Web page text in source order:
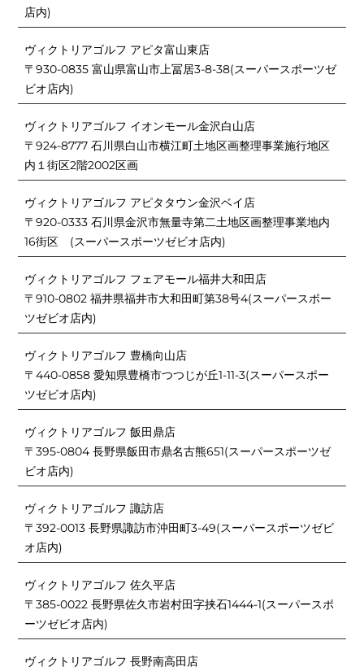
店内)
ヴィクトリアゴルフ アピタ富山東店
〒930-0835 富山県富山市上冨居3-8-38(スーパースポーツゼ
ビオ店内)
ヴィクトリアゴルフ イオンモール金沢白山店
〒924-8777 石川県白山市横江町土地区画整理事業施行地区
内１街区2階2002区画
ヴィクトリアゴルフ アピタタウン金沢ベイ店
〒920-0333 石川県金沢市無量寺第二土地区画整理事業地内
16街区 (スーパースポーツゼビオ店内)
ヴィクトリアゴルフ フェアモール福井大和田店
〒910-0802 福井県福井市大和田町第38号4(スーパースポー
ツゼビオ店内)
ヴィクトリアゴルフ 豊橋向山店
〒440-0858 愛知県豊橋市つつじが丘1-11-3(スーパースポー
ツゼビオ店内)
ヴィクトリアゴルフ 飯田鼎店
〒395-0804 長野県飯田市鼎名古熊651(スーパースポーツゼ
ビオ店内)
ヴィクトリアゴルフ 諏訪店
〒392-0013 長野県諏訪市沖田町3-49(スーパースポーツゼビ
オ店内)
ヴィクトリアゴルフ 佐久平店
〒385-0022 長野県佐久市岩村田字挟石1444-1(スーパースポ
ーツゼビオ店内)
ヴィクトリアゴルフ 長野南高田店